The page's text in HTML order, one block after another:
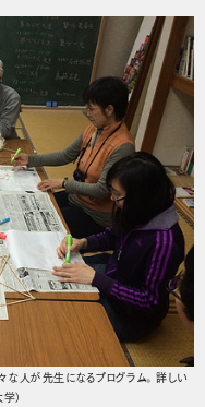
人が先生になるプログラム。詳しい
）